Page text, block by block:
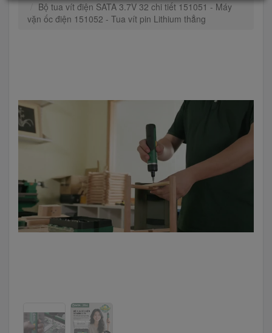
Bộ tua vít điện SATA 3.7V 32 chi tiết 151051 - Máy
vặn ốc điện 151052 - Tua vít pin Lithium thẳng